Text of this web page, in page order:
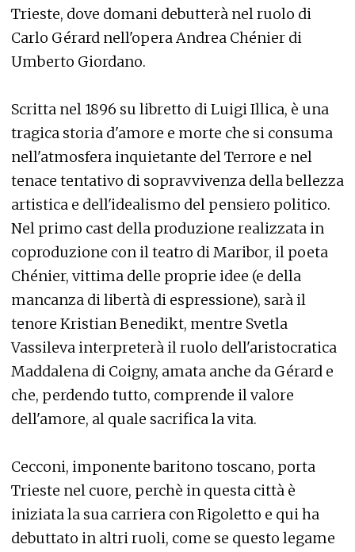
Trieste, dove domani debutterà nel ruolo di
Carlo Gérard nell'opera Andrea Chénier di
Umberto Giordano.
Scritta nel 1896 su libretto di Luigi Illica, è una
tragica storia d'amore e morte che si consuma
nell'atmosfera inquietante del Terrore e nel
tenace tentativo di sopravvivenza della bellezza
artistica e dell'idealismo del pensiero politico.
Nel primo cast della produzione realizzata in
coproduzione con il teatro di Maribor, il poeta
Chénier, vittima delle proprie idee (e della
mancanza di libertà di espressione), sarà il
tenore Kristian Benedikt, mentre Svetla
Vassileva interpreterà il ruolo dell'aristocratica
Maddalena di Coigny, amata anche da Gérard e
che, perdendo tutto, comprende il valore
dell'amore, al quale sacrifica la vita.
Cecconi, imponente baritono toscano, porta
Trieste nel cuore, perchè in questa città è
iniziata la sua carriera con Rigoletto e qui ha
debuttato in altri ruoli, come se questo legame